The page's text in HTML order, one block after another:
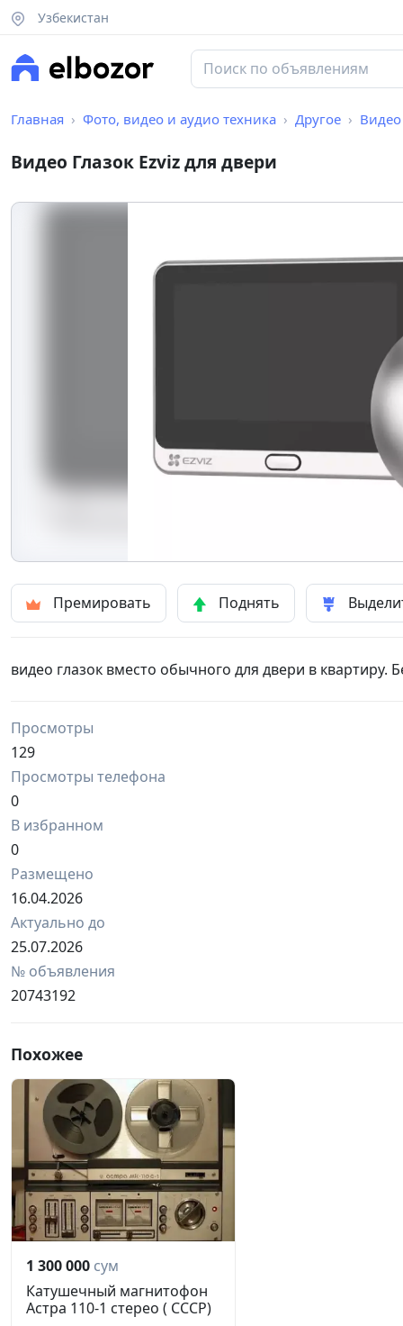
Узбекистан
Главная Фото, видео и аудио техника Другое Видео
Видео Глазок Ezviz для двери
Премировать Поднять
видео глазок вместо обычного для двери в квартиру.
Просмотры
129
Просмотры телефона
0
В избранном
0
Размещено
16.04.2026
Актуально до
25.07.2026
№ объявления
20743192
Похожее
1 300 000 сум
Катушечный магнитофон
Астра 110-1 стерео ( СССР)